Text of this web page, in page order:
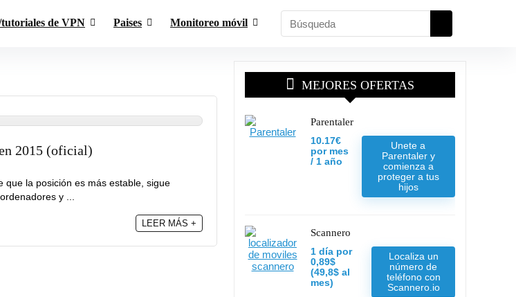
de VPN Paises Monitoreo móvil
2015 (oficial)
que la posición es más estable, sigue
y ...
LEER MÁS +
MEJORES OFERTAS
Parentaler
10.17€
por mes
/ 1 año
Unete a
Parentaler y
comienza a
proteger a tus
hijos
Scannero
1 día por
0,89$
(49,8$ al
mes)
Localiza un
número de
teléfono con
Scannero.io